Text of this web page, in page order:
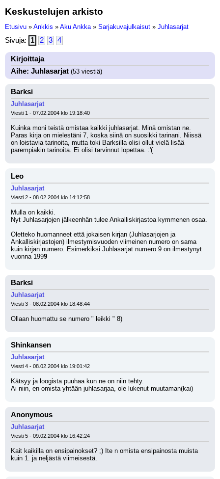
Keskustelujen arkisto
Etusivu » Ankkis » Aku Ankka » Sarjakuvajulkaisut » Juhlasarjat
Sivuja: 1 2 3 4
Kirjoittaja
Aihe: Juhlasarjat (53 viestiä)
Barksi
Juhlasarjat
Viesti 1 - 07.02.2004 klo 19:18:40
Kuinka moni teistä omistaa kaikki juhlasarjat. Minä omistan ne.
Paras kirja on mielestäni 7, koska siinä on suosikki tarinani. Niissä
on loistavia tarinoita, mutta toki Barksilla olisi ollut vielä lisää
parempiakin tarinoita. Ei olisi tarvinnut lopettaa. :'(
Leo
Juhlasarjat
Viesti 2 - 08.02.2004 klo 14:12:58
Mulla on kaikki.
Nyt Juhlasarjojen jälkeenhän tulee Ankalliskirjastoa kymmenen osaa.
Oletteko huomanneet että jokaisen kirjan (Juhlasarjojen ja
Ankalliskirjastojen) ilmestymisvuoden viimeinen numero on sama
kuin kirjan numero. Esimerkiksi Juhlasarjat numero 9 on ilmestynyt
vuonna 1999
Barksi
Juhlasarjat
Viesti 3 - 08.02.2004 klo 18:48:44
Ollaan huomattu se numero " leikki " 8)
Shinkansen
Juhlasarjat
Viesti 4 - 08.02.2004 klo 19:01:42
Kätsyy ja loogista puuhaa kun ne on niin tehty.
Ai niin, en omista yhtään juhlasarjaa, ole lukenut muutaman(kai)
Anonymous
Juhlasarjat
Viesti 5 - 09.02.2004 klo 16:42:24
Kait kaikilla on ensipainokset? ;) Ite n omista ensipainosta muista
kuin 1. ja neljästä viimeisestä.